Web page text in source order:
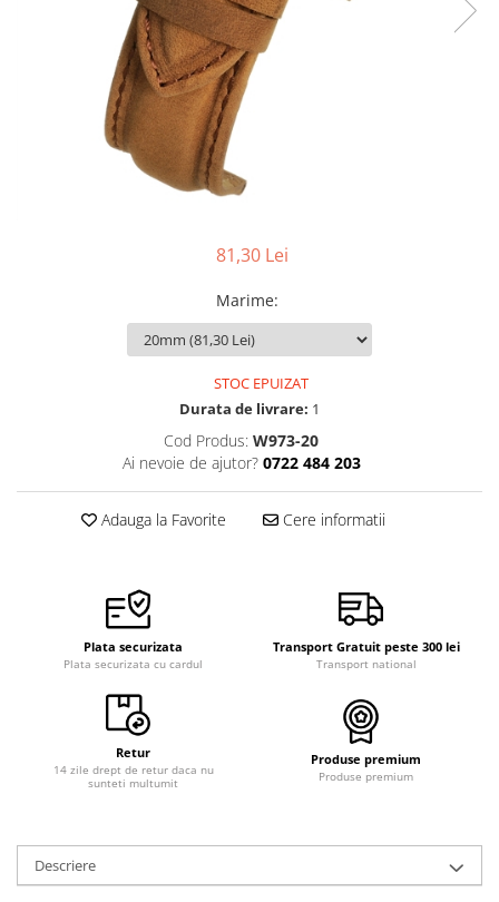
Ceasuri Daniel Klein
Ceasuri Lorus
Ceasuri Q&Q
Ceasuri Reflex
Scule de Mana
Turnare, Lipire, Finisare
Suporti de Lucru
Surubelnite fine
Truse / Kituri Ceasornicar
81,30 Lei
Marime:
STOC EPUIZAT
Durata de livrare: 1
Cod Produs: W973-20
Ai nevoie de ajutor? 0722 484 203
Adauga la Favorite Cere informatii
Plata securizata
Plata securizata cu cardul
Transport Gratuit peste 300 lei
Transport national
Retur
14 zile drept de retur daca nu
sunteti multumit
Produse premium
Produse premium
Descriere